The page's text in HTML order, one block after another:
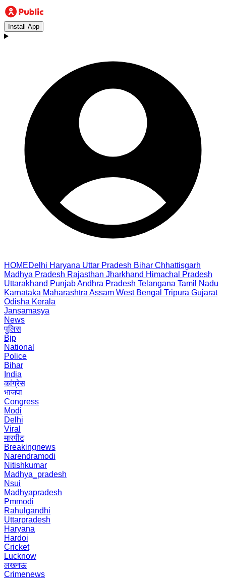
Install App
HOMEDelhi Haryana Uttar Pradesh Bihar Chhattisgarh
Madhya Pradesh Rajasthan Jharkhand Himachal Pradesh
Uttarakhand PunjabAndhra Pradesh Telangana Tamil Nadu
Karnataka Maharashtra Assam West Bengal Tripura Gujarat
Odisha Kerala
Jansamasya
News
पुलिस
Bjp
National
Police
Bihar
India
कांग्रेस
भाजपा
Congress
Modi
Delhi
Viral
मारपीट
Breakingnews
Narendramodi
Nitishkumar
Madhya_pradesh
Nsui
Madhyapradesh
Pmmodi
Rahulgandhi
Uttarpradesh
Haryana
Hardoi
Cricket
Lucknow
लखनऊ
Crimenews